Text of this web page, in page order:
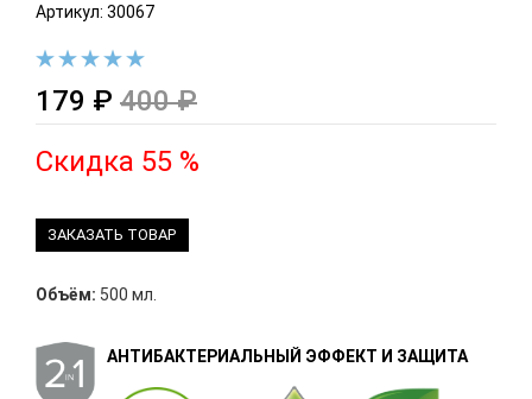
Артикул: 30067
179 ₽ 400 ₽
Скидка 55 %
ЗАКАЗАТЬ ТОВАР
Объём: 500 мл.
АНТИБАКТЕРИАЛЬНЫЙ ЭФФЕКТ И ЗАЩИТА